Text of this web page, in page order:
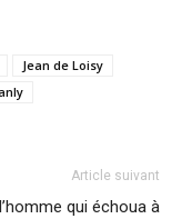
Jean de Loisy
Article suivant
qui échoua à